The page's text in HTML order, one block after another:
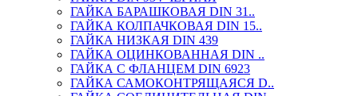
ГАЙКА БАРАШКОВАЯ DIN 31..
ГАЙКА КОЛПАЧКОВАЯ DIN 15..
ГАЙКА НИЗКАЯ DIN 439
ГАЙКА ОЦИНКОВАННАЯ DIN ..
ГАЙКА С ФЛАНЦЕМ DIN 6923
ГАЙКА САМОКОНТРЯЩАЯСЯ D..